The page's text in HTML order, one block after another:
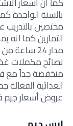
بالسنة الواحدة
مختصين
التمارين كما انه
مدار 24
نصائح مكملات
منخفضة جداً مع
الغذائية
عروض أسعار جيم